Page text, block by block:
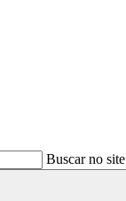
Buscar no site